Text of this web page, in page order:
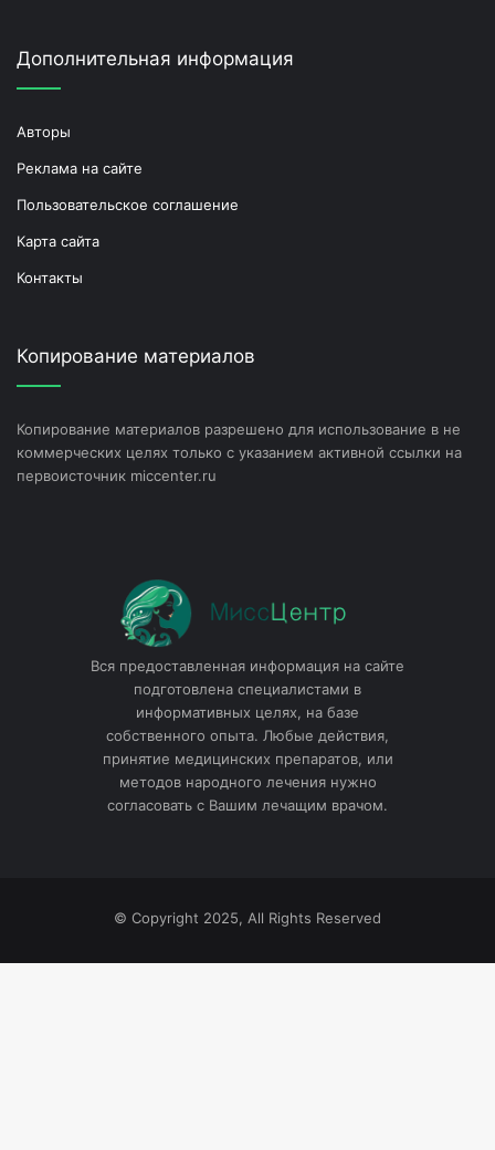
Дополнительная информация
Авторы
Реклама на сайте
Пользовательское соглашение
Карта сайта
Контакты
Копирование материалов
Копирование материалов разрешено для использование в не
коммерческих целях только с указанием активной ссылки на
первоисточник miccenter.ru
Вся предоставленная информация на сайте
подготовлена специалистами в
информативных целях, на базе
собственного опыта. Любые действия,
принятие медицинских препаратов, или
методов народного лечения нужно
согласовать с Вашим лечащим врачом.
© Copyright 2025, All Rights Reserved